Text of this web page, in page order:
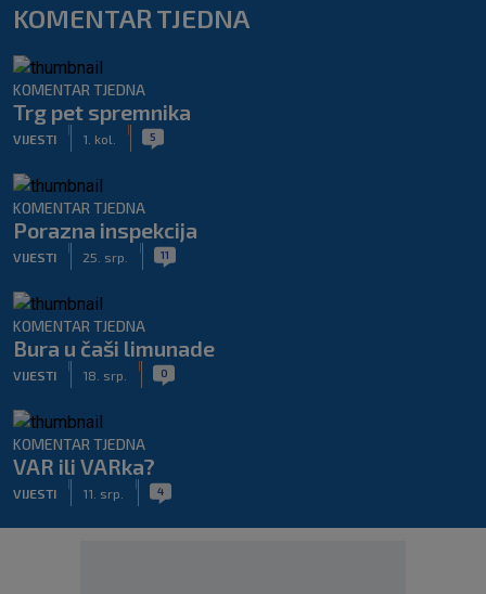
KOMENTAR TJEDNA
KOMENTAR TJEDNA
Trg pet spremnika
VIJESTI 1. kol. 5
KOMENTAR TJEDNA
Porazna inspekcija
VIJESTI 25. srp. 11
KOMENTAR TJEDNA
Bura u čaši limunade
VIJESTI 18. srp. 0
KOMENTAR TJEDNA
VAR ili VARka?
VIJESTI 11. srp. 4